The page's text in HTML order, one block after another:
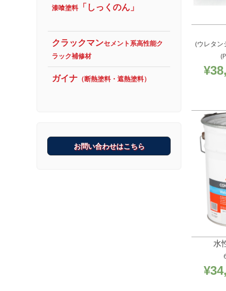
(ウレタン
¥
水
¥
漆喰塗料「しっくのん」
クラックマンセメント系高性能ク
ラック補修材
ガイナ （断熱塗料・遮熱塗料）
お問い合わせはこちら